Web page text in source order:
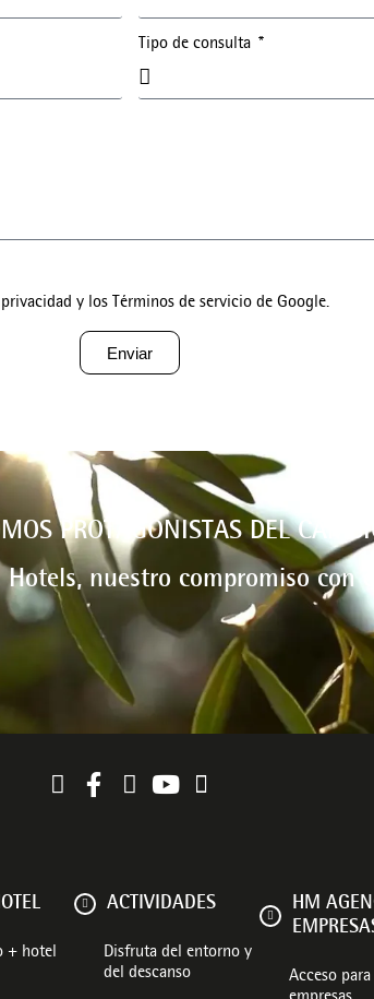
Tipo de consulta
y los Términos de servicio de Google.
Enviar
PROTAGONISTAS DEL
Hotels, nuestro compromiso con
+ hotel
ACTIVIDADES
Disfruta del entorno y
del descanso
HM
Acceso